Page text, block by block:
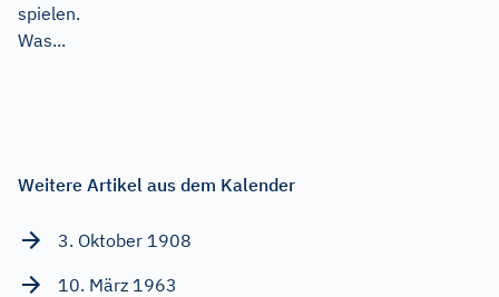
spielen.
Was...
Weitere Artikel aus dem Kalender
3. Oktober 1908
10. März 1963